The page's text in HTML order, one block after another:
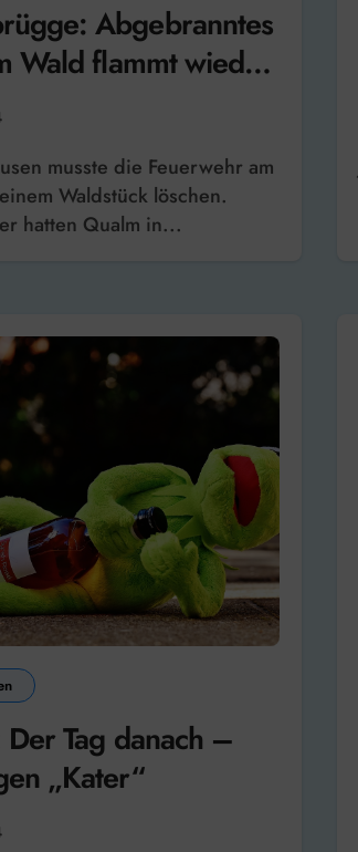
Abgebranntes
Wald flammt wieder
Waldstück löschen.
hatten Qualm in...
Tag danach –
„Kater“